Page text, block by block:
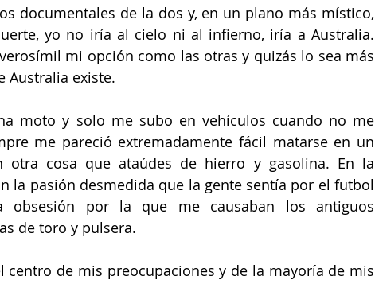
documentales de la dos y, en un plano más místico,
yo no iría al cielo ni al infierno, iría a Australia.
mi opción como las otras y quizás lo sea más
Australia existe.
moto y solo me subo en vehículos cuando no me
me pareció extremadamente fácil matarse en un
otra cosa que ataúdes de hierro y gasolina. En la
la pasión desmedida que la gente sentía por el futbol
obsesión por la que me causaban los antiguos
de toro y pulsera.
centro de mis preocupaciones y de la mayoría de mis